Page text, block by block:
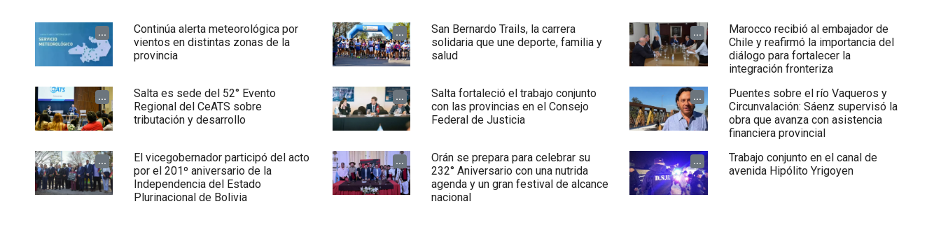
...
Continúa alerta meteorológica por
vientos en distintas zonas de la
provincia
...
San Bernardo Trails, la carrera
solidaria que une deporte, familia y
salud
...
Marocco recibió al embajador de
Chile y reafirmó la importancia del
diálogo para fortalecer la
integración fronteriza
...
Salta es sede del 52° Evento
Regional del CeATS sobre
tributación y desarrollo
...
Salta fortaleció el trabajo conjunto
con las provincias en el Consejo
Federal de Justicia
...
Puentes sobre el río Vaqueros y
Circunvalación: Sáenz supervisó la
obra que avanza con asistencia
financiera provincial
...
El vicegobernador participó del acto
por el 201º aniversario de la
Independencia del Estado
Plurinacional de Bolivia
...
Orán se prepara para celebrar su
232° Aniversario con una nutrida
agenda y un gran festival de alcance
nacional
...
Trabajo conjunto en el canal de
avenida Hipólito Yrigoyen